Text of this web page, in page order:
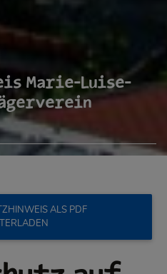
Marie-Luise-
ALS PDF